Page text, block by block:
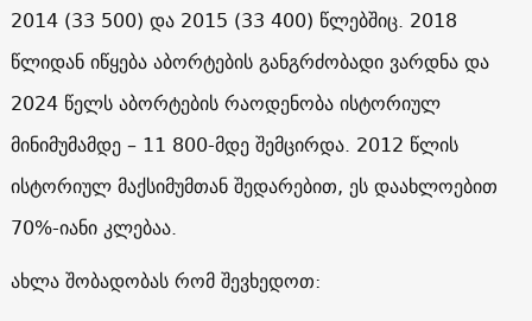
2014 (33 500) და 2015 (33 400) წლებშიც. 2018
წლიდან იწყება აბორტების განგრძობადი ვარდნა და
2024 წელს აბორტების რაოდენობა ისტორიულ
მინიმუმამდე – 11 800-მდე შემცირდა. 2012 წლის
ისტორიულ მაქსიმუმთან შედარებით, ეს დაახლოებით
70%-იანი კლებაა.
ახლა შობადობას რომ შევხედოთ: